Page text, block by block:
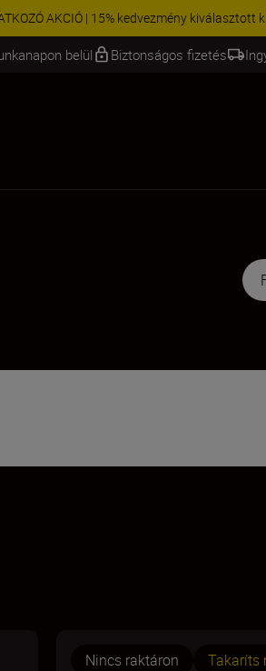
AKCIÓ | 15% kedvezmény
belül Biztonságos fizetés
Nincs raktáron Takaríts